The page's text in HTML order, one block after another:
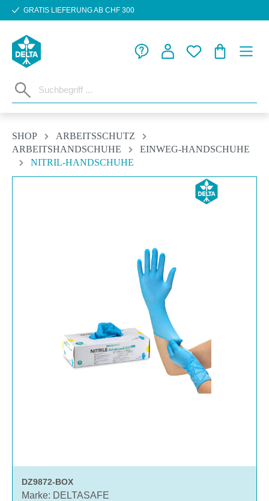
Zum Hauptinhalt springen
GRATIS LIEFERUNG AB CHF 300
SHOP
ARBEITSSCHUTZ
ARBEITSHANDSCHUHE
EINWEG-HANDSCHUHE
NITRIL-HANDSCHUHE
DZ9872-BOX
Marke: DELTASAFE